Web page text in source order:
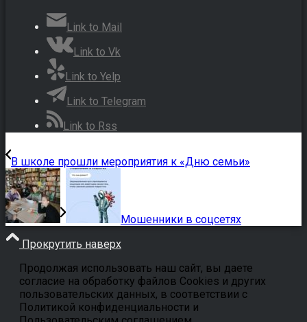
Link to Mail
Link to Vk
Link to Yelp
Link to Telegram
Link to Rss
В школе прошли мероприятия к «Дню семьи»
Мошенники в соцсетях
Прокрутить наверх
Продолжая использовать наш сайт, вы даете
согласие на обработку файлов Cookies и других
пользовательских данных, в соответствии с
Политикой конфиденциальности и